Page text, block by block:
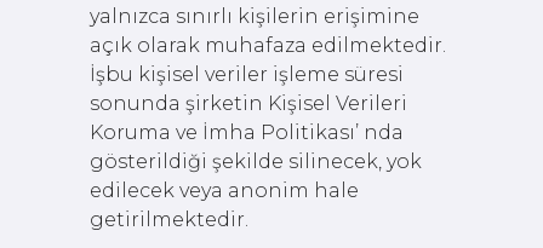
yalnızca sınırlı kişilerin erişimine
açık olarak muhafaza edilmektedir.
İşbu kişisel veriler işleme süresi
sonunda şirketin Kişisel Verileri
Koruma ve İmha Politikası’ nda
gösterildiği şekilde silinecek, yok
edilecek veya anonim hale
getirilmektedir.